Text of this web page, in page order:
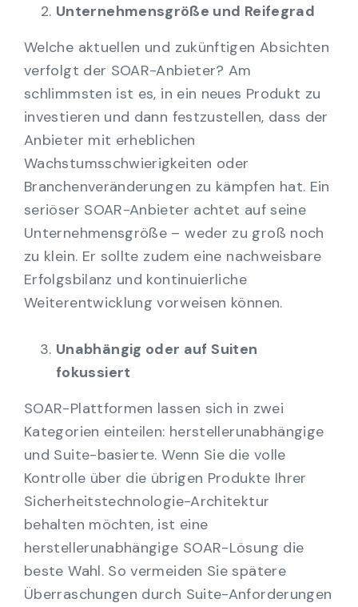
Unternehmensgröße und Reifegrad
Welche aktuellen und zukünftigen Absichten
verfolgt der SOAR-Anbieter? Am
schlimmsten ist es, in ein neues Produkt zu
investieren und dann festzustellen, dass der
Anbieter mit erheblichen
Wachstumsschwierigkeiten oder
Branchenveränderungen zu kämpfen hat. Ein
seriöser SOAR-Anbieter achtet auf seine
Unternehmensgröße – weder zu groß noch
zu klein. Er sollte zudem eine nachweisbare
Erfolgsbilanz und kontinuierliche
Weiterentwicklung vorweisen können.
Unabhängig oder auf Suiten
fokussiert
SOAR-Plattformen lassen sich in zwei
Kategorien einteilen: herstellerunabhängige
und Suite-basierte. Wenn Sie die volle
Kontrolle über die übrigen Produkte Ihrer
Sicherheitstechnologie-Architektur
behalten möchten, ist eine
herstellerunabhängige SOAR-Lösung die
beste Wahl. So vermeiden Sie spätere
Überraschungen durch Suite-Anforderungen